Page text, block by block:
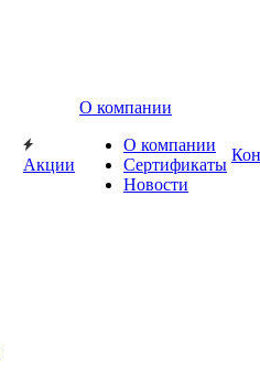
Акции
О компании
О компании
Сертификаты
Новости